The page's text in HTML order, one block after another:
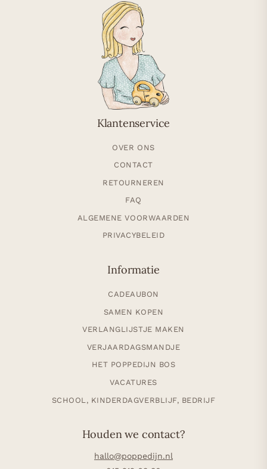
Klantenservice
OVER ONS
CONTACT
RETOURNEREN
FAQ
ALGEMENE VOORWAARDEN
PRIVACYBELEID
Informatie
CADEAUBON
SAMEN KOPEN
VERLANGLIJSTJE MAKEN
VERJAARDAGSMANDJE
HET POPPEDIJN BOS
VACATURES
SCHOOL, KINDERDAGVERBLIJF, BEDRIJF
Houden we contact?
hallo@poppedijn.nl